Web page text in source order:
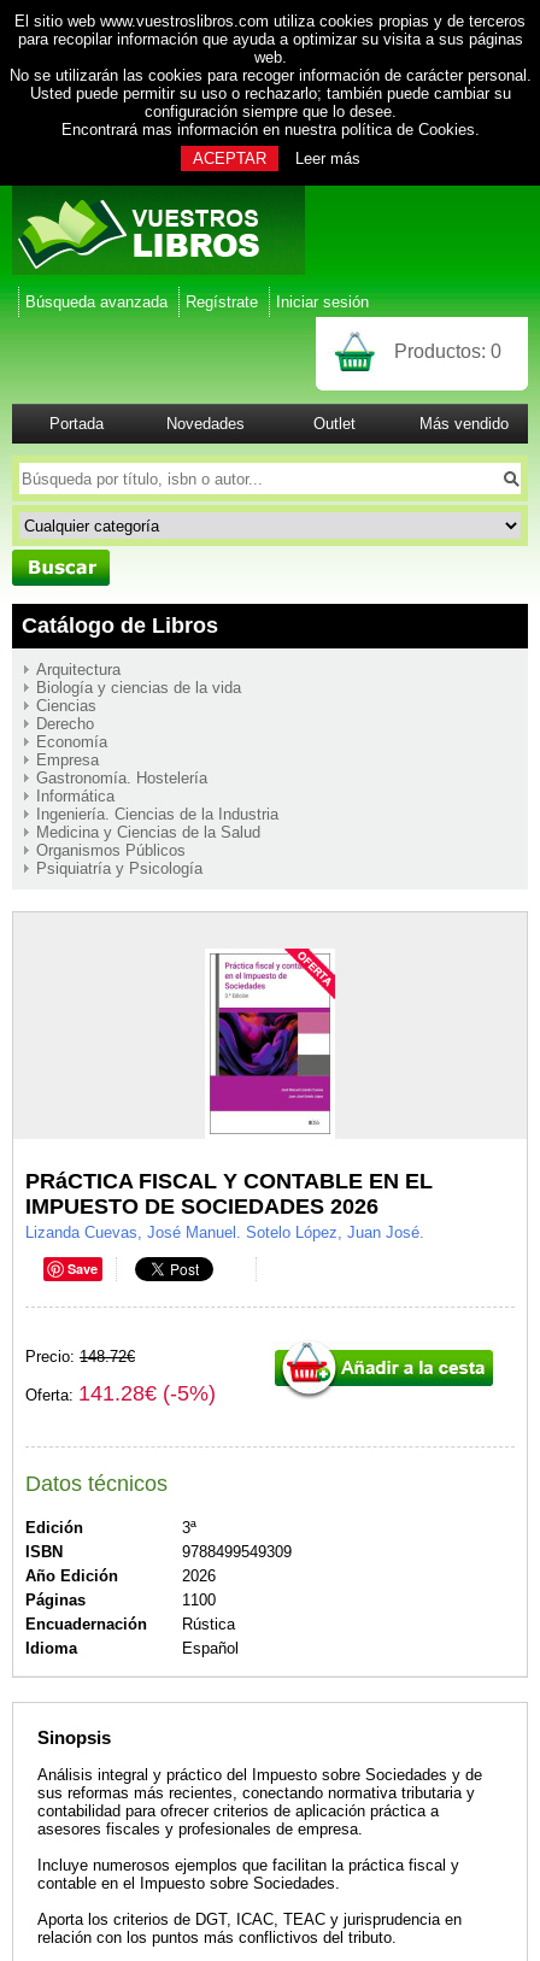
El sitio web www.vuestroslibros.com utiliza cookies propias y de terceros
para recopilar información que ayuda a optimizar su visita a sus páginas
web.
No se utilizarán las cookies para recoger información de carácter personal.
Usted puede permitir su uso o rechazarlo; también puede cambiar su
configuración siempre que lo desee.
Encontrará mas información en nuestra política de Cookies.
ACEPTAR
Leer más
Búsqueda avanzada Regístrate Iniciar sesión
Productos: 0
Portada Novedades Outlet Más vendido
Catálogo de Libros
Arquitectura
Biología y ciencias de la vida
Ciencias
Derecho
Economía
Empresa
Gastronomía. Hostelería
Informática
Ingeniería. Ciencias de la Industria
Medicina y Ciencias de la Salud
Organismos Públicos
Psiquiatría y Psicología
PRáCTICA FISCAL Y CONTABLE EN EL
IMPUESTO DE SOCIEDADES 2026
Lizanda Cuevas, José Manuel. Sotelo López, Juan José.
Save
Precio: 148.72€
Oferta: 141.28€ (-5%)
Datos técnicos
Edición
3ª
ISBN
9788499549309
Año Edición
2026
Páginas
1100
Encuadernación
Rústica
Idioma
Español
Sinopsis
Análisis integral y práctico del Impuesto sobre Sociedades y de
sus reformas más recientes, conectando normativa tributaria y
contabilidad para ofrecer criterios de aplicación práctica a
asesores fiscales y profesionales de empresa.
Incluye numerosos ejemplos que facilitan la práctica fiscal y
contable en el Impuesto sobre Sociedades.
Aporta los criterios de DGT, ICAC, TEAC y jurisprudencia en
relación con los puntos más conflictivos del tributo.